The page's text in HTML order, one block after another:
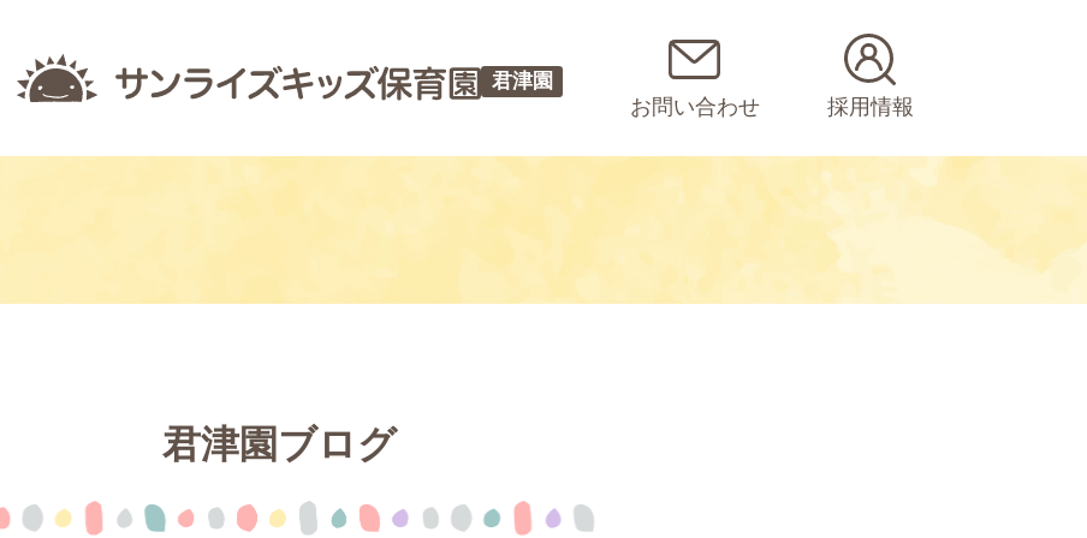
君津園
お問い合わせ 採用情報
君津園ブログ